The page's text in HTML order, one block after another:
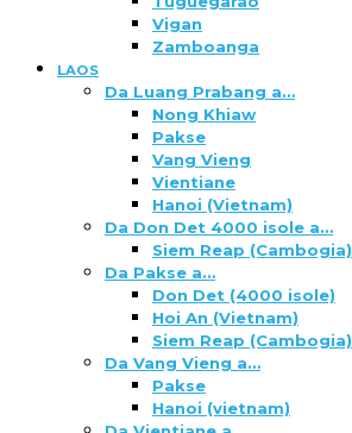
Vigan
Zamboanga
LAOS
Da Luang Prabang a…
Nong Khiaw
Pakse
Vang Vieng
Vientiane
Hanoi (Vietnam)
Da Don Det 4000 isole a…
Siem Reap (Cambogia)
Da Pakse a…
Don Det (4000 isole)
Hoi An (Vietnam)
Siem Reap (Cambogia)
Da Vang Vieng a…
Pakse
Hanoi (vietnam)